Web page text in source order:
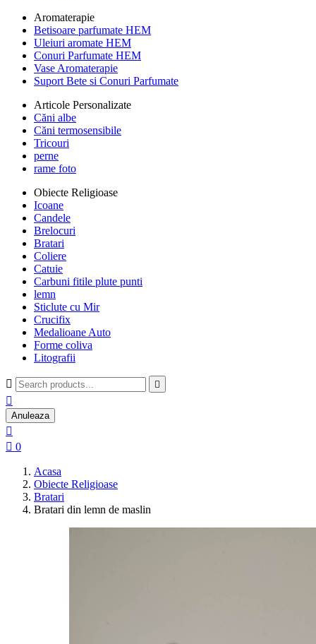
Aromaterapie
Betisoare parfumate HEM
Uleiuri aromate HEM
Conuri Parfumate HEM
Vase Aromaterapie
Suport Bete si Conuri Parfumate
Articole Personalizate
Căni albe
Căni termosensibile
Tricouri
perne
rame foto
Obiecte Religioase
Icoane
Candele
Brelocuri
Bratari
Coliere
Catuie
Carbuni fitile plute punti
lemn
Sticlute cu Mir
Crucifix
Medalioane Auto
Forme coliva
Litografii
 

Anuleaza

 0
Acasa
Obiecte Religioase
Bratari
Bratari din lemn de maslin